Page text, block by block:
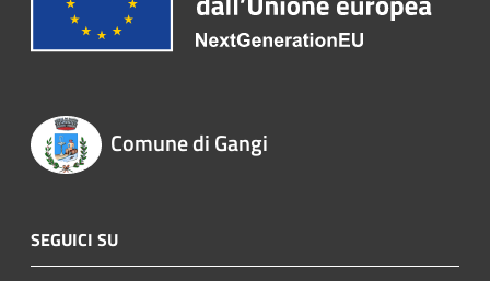
Comune di Gangi
SEGUICI SU